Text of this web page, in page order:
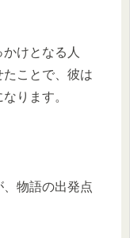
けとなる人
ことで、彼は
ります。
物語の出発点